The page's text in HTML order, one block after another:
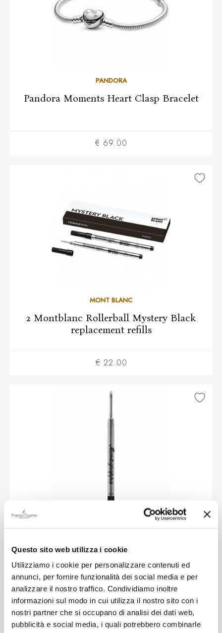
Questo sito web utilizza i cookie
Utilizziamo i cookie per personalizzare contenuti ed
annunci, per fornire funzionalità dei social media e per
analizzare il nostro traffico. Condividiamo inoltre
informazioni sul modo in cui utilizza il nostro sito con i
nostri partner che si occupano di analisi dei dati web,
pubblicità e social media, i quali potrebbero combinarle
19 20 21
PANDORA
Pandora Moments Heart Clasp Bracelet
€ 69.00
MONT BLANC
2 Montblanc Rollerball Mystery Black
replacement refills
€ 22.00
M
€ 6.00